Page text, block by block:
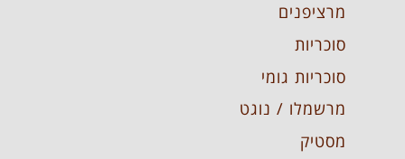
מרציפנים
סוכריות
סוכריות גומי
מרשמלו / נוגט
מסטיק